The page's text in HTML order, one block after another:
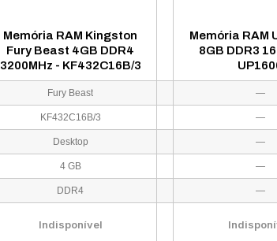
Memória RAM Kingston
Fury Beast 4GB DDR4
3200MHz - KF432C16B/3
Memória RAM
8GB DDR3
Fury Beast —
KF432C16B/3 —
Desktop —
4 GB —
DDR4 —
Indisponível